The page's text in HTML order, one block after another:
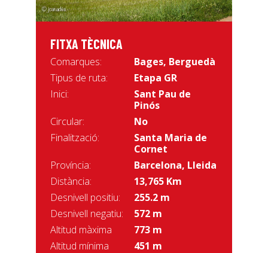
FITXA TÈCNICA
Comarques: Bages, Berguedà
Tipus de ruta:
Etapa GR
Inici:
Sant Pau de
Pinós
Circular:
No
Finalització:
Santa Maria de
Cornet
Província:
Barcelona, Lleida
Distància:
13,765 Km
Desnivell positiu:
255.2 m
Desnivell negatiu:
572 m
Altitud màxima
773 m
Altitud mínima
451 m